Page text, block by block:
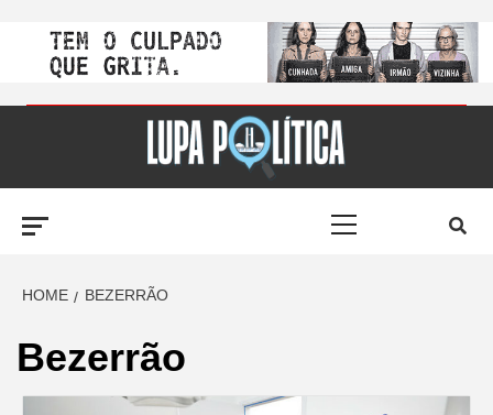
LUPA
POLÍTICA –
AMPLIANDO A
NOTÍCIA
HOME BEZERRÃO
Bezerrão